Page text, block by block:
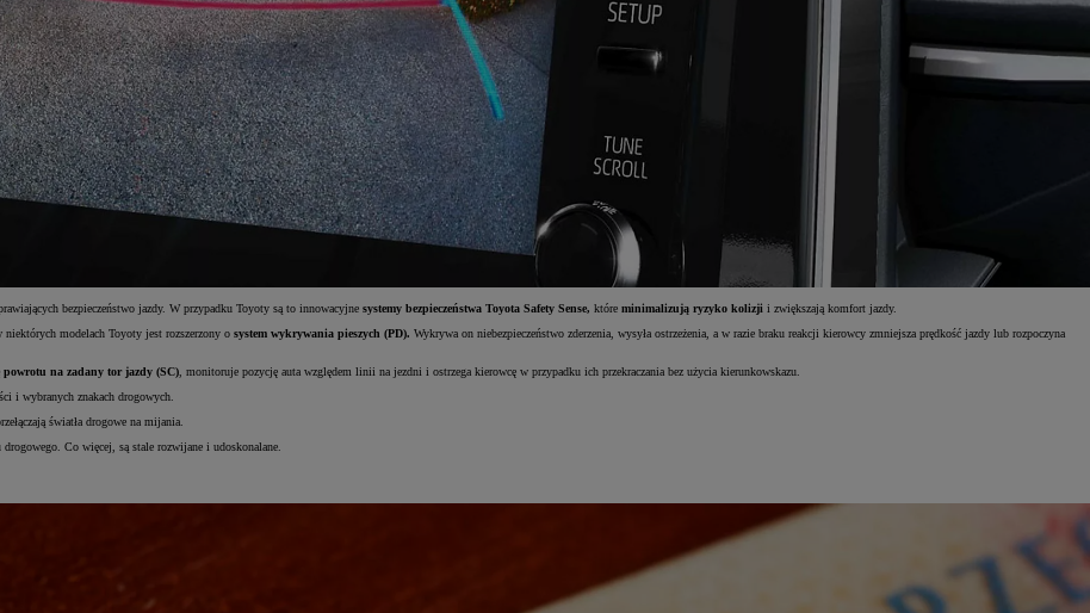
bezpieczeństwo jazdy. W przypadku Toyoty są to innowacyjne systemy bezpieczeństwa Toyota Safety Sense, które minimalizują ryzyko kolizji i zwiększają komfort jazdy.
niektórych modelach Toyoty jest rozszerzony o system wykrywania pieszych (PD). Wykrywa on niebezpieczeństwo zderzenia, wysyła ostrzeżenia, a w razie braku reakcji kierowcy zmniejsza prędkość jazdy lub rozpoczyna
powrotu na zadany tor jazdy (SC) , monitoruje pozycję auta względem linii na jezdni i ostrzega kierowcę w przypadku ich przekraczania bez użycia kierunkowskazu.
i wybranych znakach drogowych.
światła drogowe na mijania.
Co więcej, są stale rozwijane i udoskonalane.